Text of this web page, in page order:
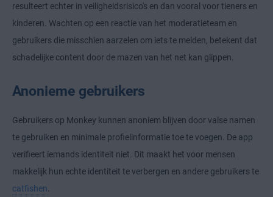
resulteert echter in veiligheidsrisico's en dan vooral voor tieners en
kinderen. Wachten op een reactie van het moderatieteam en
gebruikers die misschien aarzelen om iets te melden, betekent dat
schadelijke content door de mazen van het net kan glippen.
Anonieme gebruikers
Gebruikers op Monkey kunnen anoniem blijven door valse namen
te gebruiken en minimale profielinformatie toe te voegen. De app
verifieert iemands identiteit niet. Dit maakt het voor mensen
makkelijk hun echte identiteit te verbergen en andere gebruikers te
catfishen